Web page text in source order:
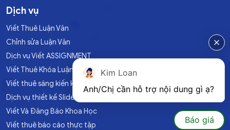
Dịch vụ
Viết Thuê Luận Văn
Chỉnh sửa Luận Văn
Dịch vụ Viết ASSIGNMENT
Viết Thuê Khóa Luận Tốt Nghiệp
Viết thuê sáng kiến kinh nghiệm
Dịch vụ thiết kế Slide PowerPoint
Viết Và Đăng Báo Khoa Học
Viết thuê báo cáo thực tập
Kim Loan
Anh/Chị cần hỗ trợ nội dung gì ạ?
Báo giá